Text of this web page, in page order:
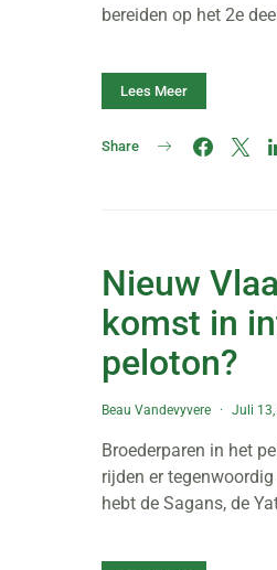
bereiden op het 2e
Lees Meer
Share
Nieuw
komst in
peloton?
Beau Vandevyvere Juli
Broederparen in het
rijden er
hebt de Sagans, de